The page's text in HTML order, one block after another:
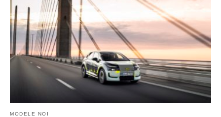
MODELE NOI